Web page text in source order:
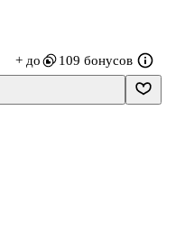
абстрактно лучших, а тех,
корпоративной
позиции. Краткая и
заданий,
+ до 109 бонусов